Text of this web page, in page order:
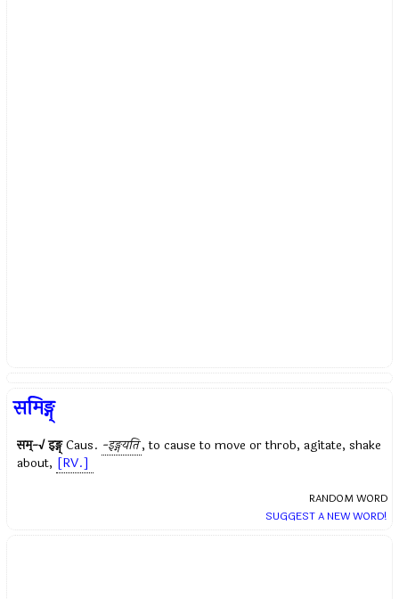
समिङ्ग्
सम्-√ इङ्ग्Caus. -इङ्गयति , to cause to move or throb, agitate, shake
about, [RV.]
RANDOM WORD
SUGGEST A NEW WORD!